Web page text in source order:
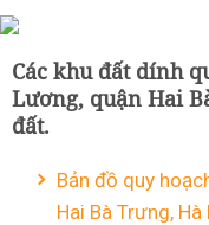
Các khu đất dính
Lương, quận Hai
đất.
Bản đồ quy
Hai Bà Trưng, Hà